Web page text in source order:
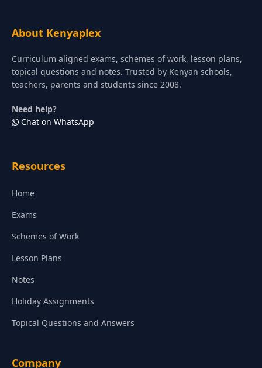
About Kenyaplex
Curriculum aligned exams, schemes of work, lesson plans,
topical questions and notes. Trusted by Kenyan schools,
teachers, parents and students since 2008.
Need help?
Chat on WhatsApp
Resources
Home
Exams
Schemes of Work
Lesson Plans
Notes
Holiday Assignments
Topical Questions and Answers
Company